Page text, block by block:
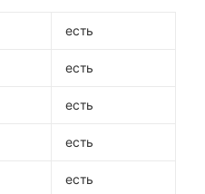
есть
есть
есть
есть
есть